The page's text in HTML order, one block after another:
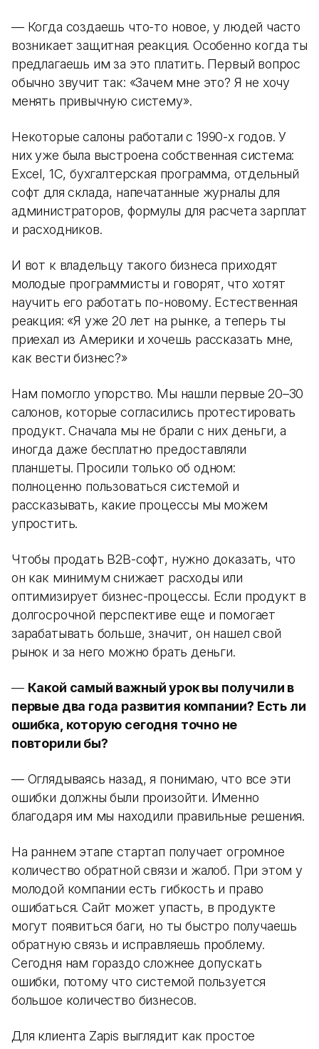
— Когда создаешь что-то новое, у людей часто
возникает защитная реакция. Особенно когда ты
предлагаешь им за это платить. Первый вопрос
обычно звучит так: «Зачем мне это? Я не хочу
менять привычную систему».
Некоторые салоны работали с 1990-х годов. У
них уже была выстроена собственная система:
Excel, 1С, бухгалтерская программа, отдельный
софт для склада, напечатанные журналы для
администраторов, формулы для расчета зарплат
и расходников.
И вот к владельцу такого бизнеса приходят
молодые программисты и говорят, что хотят
научить его работать по-новому. Естественная
реакция: «Я уже 20 лет на рынке, а теперь ты
приехал из Америки и хочешь рассказать мне,
как вести бизнес?»
Нам помогло упорство. Мы нашли первые 20–30
салонов, которые согласились протестировать
продукт. Сначала мы не брали с них деньги, а
иногда даже бесплатно предоставляли
планшеты. Просили только об одном:
полноценно пользоваться системой и
рассказывать, какие процессы мы можем
упростить.
Чтобы продать B2B-софт, нужно доказать, что
он как минимум снижает расходы или
оптимизирует бизнес-процессы. Если продукт в
долгосрочной перспективе еще и помогает
зарабатывать больше, значит, он нашел свой
рынок и за него можно брать деньги.
— Какой самый важный урок вы получили в
первые два года развития компании? Есть ли
ошибка, которую сегодня точно не
повторили бы?
— Оглядываясь назад, я понимаю, что все эти
ошибки должны были произойти. Именно
благодаря им мы находили правильные решения.
На раннем этапе стартап получает огромное
количество обратной связи и жалоб. При этом у
молодой компании есть гибкость и право
ошибаться. Сайт может упасть, в продукте
могут появиться баги, но ты быстро получаешь
обратную связь и исправляешь проблему.
Сегодня нам гораздо сложнее допускать
ошибки, потому что системой пользуется
большое количество бизнесов.
Для клиента Zapis выглядит как простое